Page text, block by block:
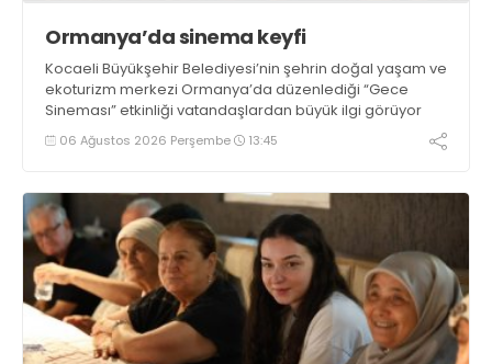
Ormanya’da sinema keyfi
Kocaeli Büyükşehir Belediyesi’nin şehrin doğal yaşam ve
ekoturizm merkezi Ormanya’da düzenlediği “Gece
Sineması” etkinliği vatandaşlardan büyük ilgi görüyor
06 Ağustos 2026 Perşembe 13:45